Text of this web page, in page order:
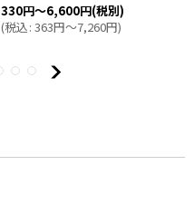
330円～6,600円(税別)
(税込: 363円～7,260円)